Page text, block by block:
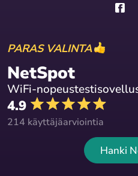
PARAS VALINTA
NetSpot
WiFi-
4.9
214 käyttäjäarviointia
Hanki